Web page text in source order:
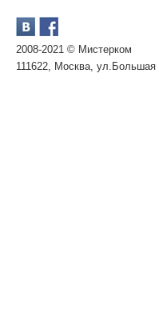
2008-2021 © Мистерком
111622, Москва, ул.Большая